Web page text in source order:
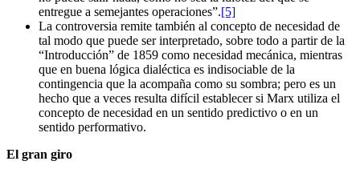
entregue a semejantes operaciones”.[5]
La controversia remite también al concepto de necesidad de
tal modo que puede ser interpretado, sobre todo a partir de la
“Introducción” de 1859 como necesidad mecánica, mientras
que en buena lógica dialéctica es indisociable de la
contingencia que la acompaña como su sombra; pero es un
hecho que a veces resulta difícil establecer si Marx utiliza el
concepto de necesidad en un sentido predictivo o en un
sentido performativo.
El gran giro